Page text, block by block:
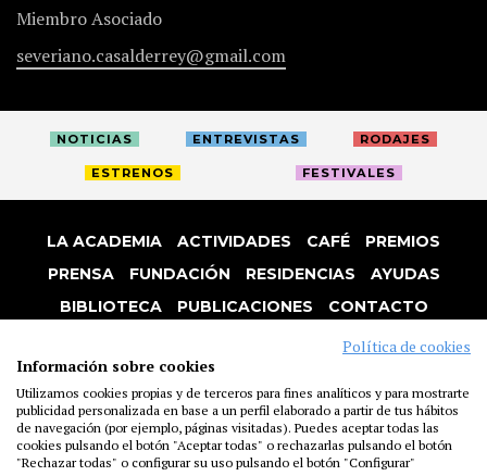
Miembro Asociado
severiano.casalderrey@gmail.com
NOTICIAS ENTREVISTAS RODAJES
ESTRENOS FESTIVALES
LA ACADEMIA ACTIVIDADES CAFÉ
PREMIOS
PRENSA
FUNDACIÓN RESIDENCIAS
AYUDAS
BIBLIOTECA
PUBLICACIONES
CONTACTO
COOKIES
Política de cookies
Información sobre cookies
Utilizamos cookies propias y de terceros para fines analíticos y para mostrarte
publicidad personalizada en base a un perfil elaborado a partir de tus hábitos
de navegación (por ejemplo, páginas visitadas). Puedes aceptar todas las
cookies pulsando el botón "Aceptar todas" o rechazarlas pulsando el botón
"Rechazar todas" o configurar su uso pulsando el botón "Configurar"